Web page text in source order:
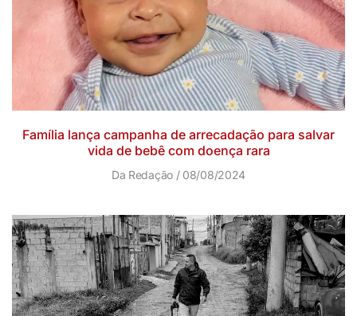
Família lança campanha de arrecadação para salvar
vida de bebê com doença rara
Da Redação 08/08/2024